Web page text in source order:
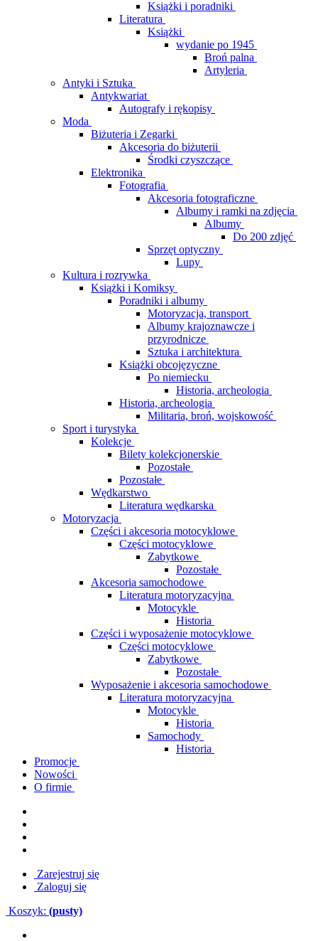
Książki i poradniki
Literatura
Książki
wydanie po 1945
Broń palna
Artyleria
Antyki i Sztuka
Antykwariat
Autografy i rękopisy
Moda
Biżuteria i Zegarki
Akcesoria do biżuterii
Środki czyszczące
Elektronika
Fotografia
Akcesoria fotograficzne
Albumy i ramki na zdjęcia
Albumy
Do 200 zdjęć
Sprzęt optyczny
Lupy
Kultura i rozrywka
Książki i Komiksy
Poradniki i albumy
Motoryzacja, transport
Albumy krajoznawcze i
przyrodnicze
Sztuka i architektura
Książki obcojęzyczne
Po niemiecku
Historia, archeologia
Historia, archeologia
Militaria, broń, wojskowość
Sport i turystyka
Kolekcje
Bilety kolekcjonerskie
Pozostałe
Pozostałe
Wędkarstwo
Literatura wędkarska
Motoryzacja
Części i akcesoria motocyklowe
Części motocyklowe
Zabytkowe
Pozostałe
Akcesoria samochodowe
Literatura motoryzacyjna
Motocykle
Historia
Części i wyposażenie motocyklowe
Części motocyklowe
Zabytkowe
Pozostałe
Wyposażenie i akcesoria samochodowe
Literatura motoryzacyjna
Motocykle
Historia
Samochody
Historia
Promocje
Nowości
O firmie
Zarejestruj się
Zaloguj się
Koszyk: (pusty)